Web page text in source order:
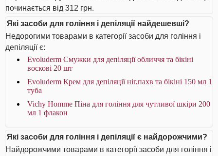
починається від 312 грн.
Які засоби для гоління і депіляції найдешевші?
Недорогими товарами в категорії засоби для гоління і
депіляції є:
Evoluderm Смужки для депіляції обличчя та бікіні
воскові 20 шт
Evoluderm Крем для депіляції ніг,пахв та бікіні 150 мл 1
туба
Vichy Homme Піна для гоління для чутливої шкіри 200
мл 1 флакон
Які засоби для гоління і депіляції є найдорожчими?
Найдорожчими товарами в категорії засоби для гоління і